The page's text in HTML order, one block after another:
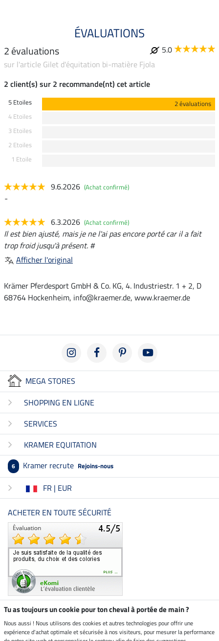
ÉVALUATIONS
2 évaluations
5.0
sur l'article Gilet d'équitation bi-matière Fjola
2 client(s) sur 2 recommande(nt) cet article
5 Etoiles
2 évaluations
4 Etoiles
3 Etoiles
2 Etoiles
1 Etoile
9.6.2026 (Achat confirmé)
-
6.3.2026 (Achat confirmé)
Il est bien ajusté, mais je ne l'ai pas encore porté car il a fait
trop froid jusqu'à présent. #
Afficher l'original
Krämer Pferdesport GmbH & Co. KG, 4. Industriestr. 1 + 2, D
68764 Hockenheim, info@kraemer.de, www.kraemer.de
MEGA STORES
SHOPPING EN LIGNE
SERVICES
KRAMER EQUITATION
6 Kramer recrute Rejoins-nous
FR | EUR
ACHETER EN TOUTE SÉCURITÉ
Boutique climatiquement
neutre
Tu as toujours un cookie pour ton cheval à portée de main ?
Nous aussi ! Nous utilisons des cookies et autres technologies pour offrir une
expérience d'achat optimale et sécurisée à nos visiteurs, pour mesurer la performance